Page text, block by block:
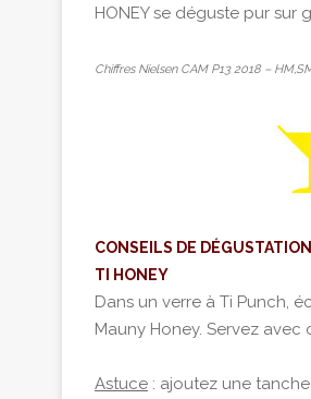
HONEY se déguste pur sur
Chiffres Nielsen CAM P13 2018 –
CONSEILS DE DÉGUSTATION
TI HONEY
Dans un verre à Ti Punch,
Mauny Honey. Servez avec
Astuce : ajoutez une